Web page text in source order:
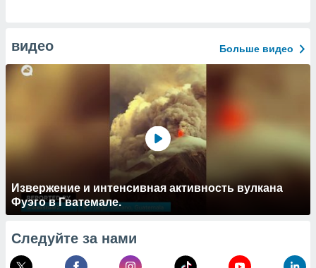
видео Больше видео
Извержение и интенсивная активность вулкана
Фуэго в Гватемале.
Следуйте за нами